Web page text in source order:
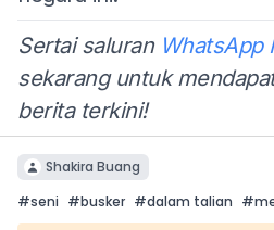
Sertai saluran WhatsApp
sekarang untuk
berita terkini!
Shakira Buang
#seni #busker #dalam talian #